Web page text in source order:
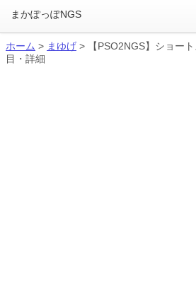
ホーム > まゆげ >
【PSO2NGS】ショー
目・詳細